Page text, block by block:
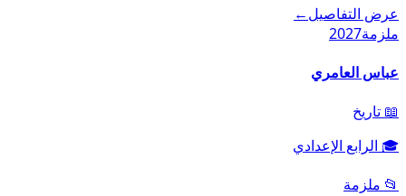
عرض التفاصيل←
ملزمة2027
عباس العامري
📖 تاريخ
🎓 الرابع الإعدادي
📂 ملزمة